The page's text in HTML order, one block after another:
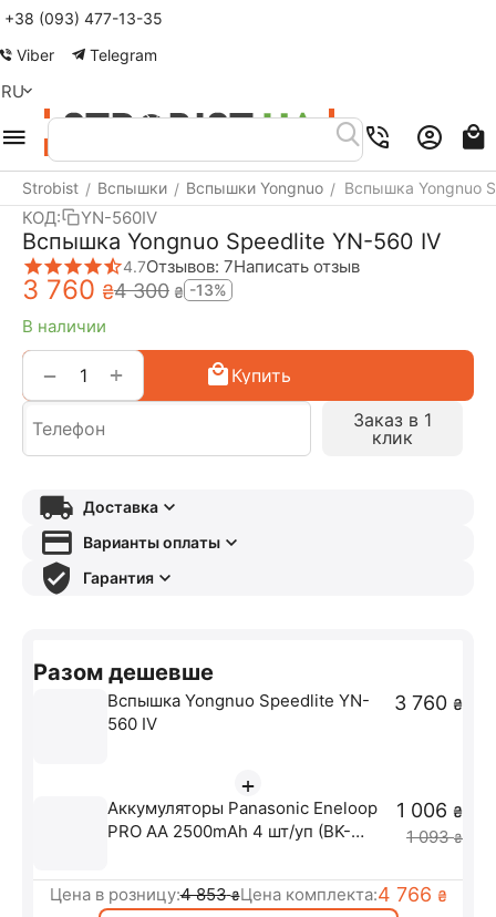
+38 (093) 477-13-35
Viber
Telegram
RU
Strobist / Вспышки / Вспышки Yongnuo / Вспышка Yongnuo
КОД: YN-560IV
Вспышка Yongnuo Speedlite YN-560 IV
4.7Отзывов: 7Написать отзыв
3 760 ₴4 300 ₴ -13%
В наличии
+
−
Купить
Заказ в 1
клик
Доставка
Варианты оплаты
Гарантия
Разом дешевше
Вспышка Yongnuo Speedlite YN-
560 IV
3 760 ₴
+
Аккумуляторы Panasonic Eneloop
PRO AA 2500mAh 4 шт/уп (BK-
1 006 ₴
1 093 ₴
Цена в розницу:4 853 ₴Цена комплекта:4 766 ₴
Меню